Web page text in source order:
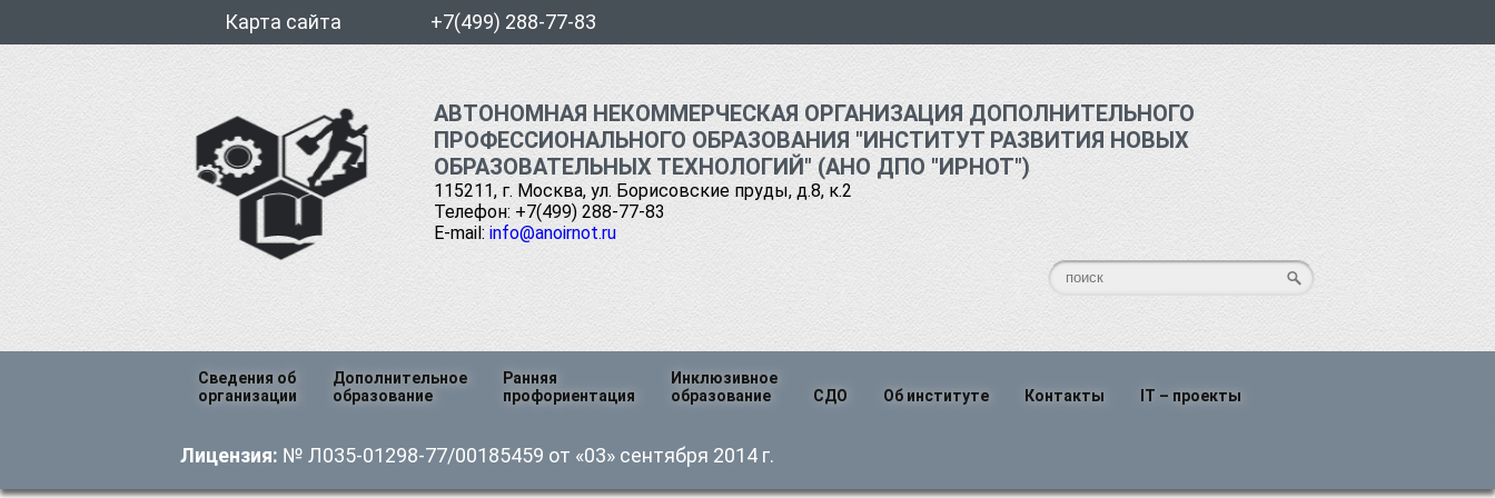
Карта сайта +7(499) 288-77-83
АВТОНОМНАЯ НЕКОММЕРЧЕСКАЯ ОРГАНИЗАЦИЯ ДОПОЛНИТЕЛЬНОГО
ПРОФЕССИОНАЛЬНОГО ОБРАЗОВАНИЯ "ИНСТИТУТ РАЗВИТИЯ НОВЫХ
ОБРАЗОВАТЕЛЬНЫХ ТЕХНОЛОГИЙ" (АНО ДПО "ИРНОТ")
115211, г. Москва, ул. Борисовские пруды, д.8, к.2
Телефон: +7(499) 288-77-83
E-mail: info@anoirnot.ru
содержимому
Сведения об
организации
Основные сведения
Дополнительное
образование
Профессиональная
переподготовка
Ранняя
профориентация
Инклюзивное
образование
СДО Об институте Контакты IT – проекты
Лицензия: № Л035-01298-77/00185459 от «03» сентября 2014 г.